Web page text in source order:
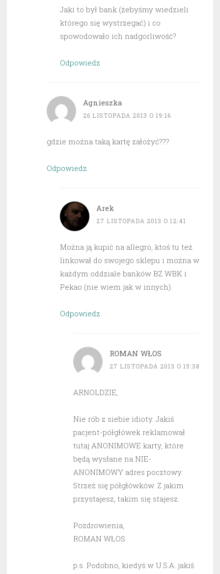
Jaki to był bank (żebyśmy wiedzieli
którego się wystrzegać) i co
spowodowało ich nadgorliwość?
Odpowiedz
Agnieszka
26 LISTOPADA 2013 O 19:16
gdzie można taką kartę założyć???
Odpowiedz
Arek
27 LISTOPADA 2013 O 12:41
Można ją kupić na allegro, ktoś tu też
linkował do swojego sklepu i można w
każdym oddziale banków BZ WBK i
Pekao (nie wiem jak w innych).
Odpowiedz
ROMAN WŁOS
27 LISTOPADA 2013 O 15:38
ARNOLDZIE,
Nie rób z siebie idioty. Jakiś
pacjent-półgłówek reklamował
tutaj ANONIMOWE karty, które
będą wysłane na NIE-
ANONIMOWY adres pocztowy.
Strzeż się półgłówków. Z jakim
przystajesz, takim się stajesz.
Pozdrowienia,
ROMAN WŁOS
p.s. Podobno, kiedyś w U.S.A. jakiś